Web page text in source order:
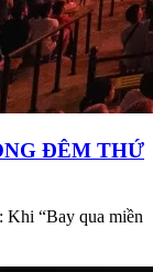
ĐÊM THỨ
Khi “Bay qua miền